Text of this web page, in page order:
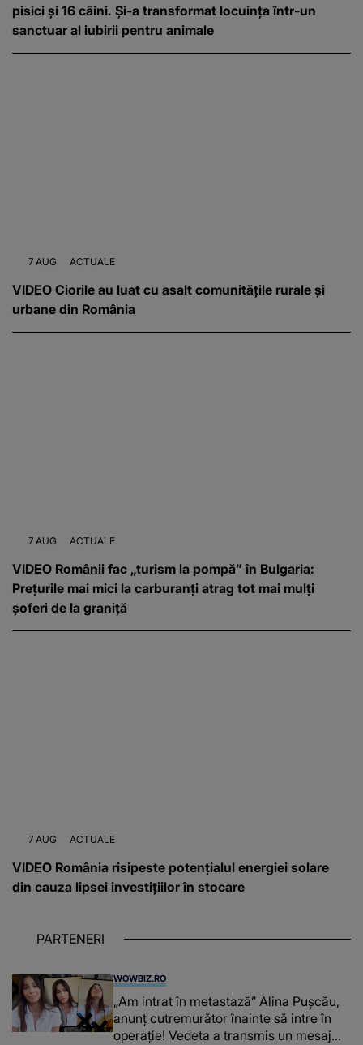
pisici și 16 câini. Și-a transformat locuința într-un
sanctuar al iubirii pentru animale
7 AUG ACTUALE
VIDEO Ciorile au luat cu asalt comunitățile rurale și
urbane din România
7 AUG ACTUALE
VIDEO Românii fac „turism la pompă” în Bulgaria:
Prețurile mai mici la carburanți atrag tot mai mulți
șoferi de la graniță
7 AUG ACTUALE
VIDEO România risipeste potențialul energiei solare
din cauza lipsei investițiilor în stocare
PARTENERI
WOWBIZ.RO
„Am intrat în metastază” Alina Pușcău,
anunț cutremurător înainte să intre în
operație! Vedeta a transmis un mesaj